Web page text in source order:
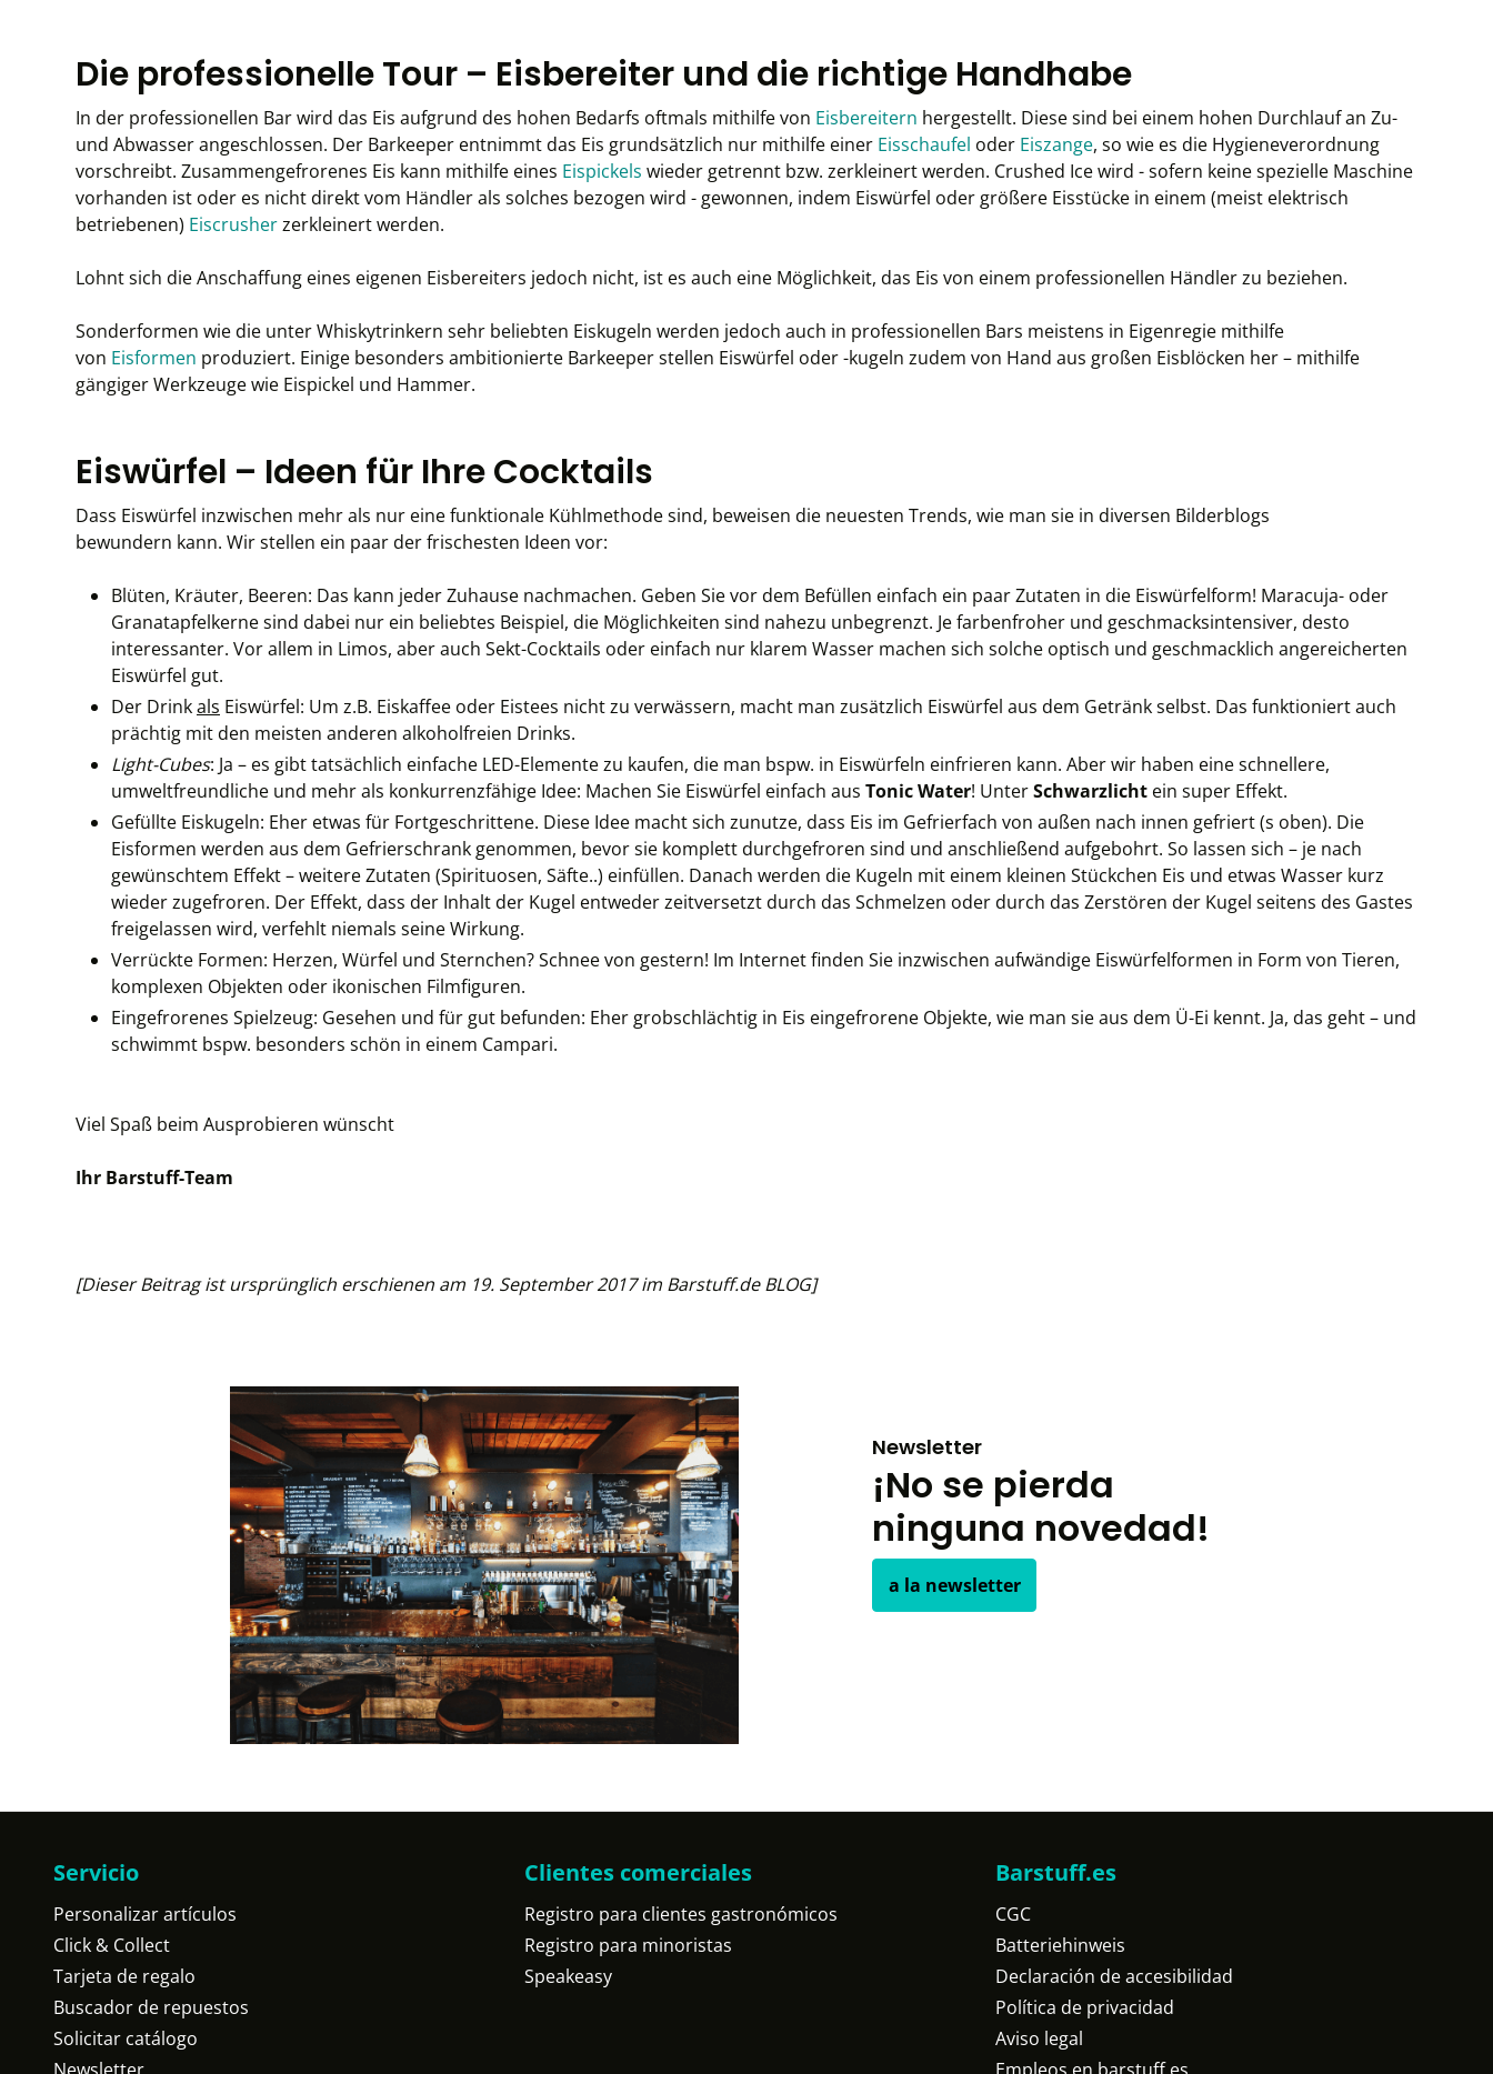
Die professionelle Tour – Eisbereiter und die richtige Handhabe
In der professionellen Bar wird das Eis aufgrund des hohen Bedarfs oftmals mithilfe von Eisbereitern hergestellt. Diese sind bei einem hohen Durchlauf an Zu-
und Abwasser angeschlossen. Der Barkeeper entnimmt das Eis grundsätzlich nur mithilfe einer Eisschaufel oder Eiszange, so wie es die Hygieneverordnung
vorschreibt. Zusammengefrorenes Eis kann mithilfe eines Eispickels wieder getrennt bzw. zerkleinert werden. Crushed Ice wird - sofern keine spezielle Maschine
vorhanden ist oder es nicht direkt vom Händler als solches bezogen wird - gewonnen, indem Eiswürfel oder größere Eisstücke in einem (meist elektrisch
betriebenen) Eiscrusherzerkleinert werden.
Lohnt sich die Anschaffung eines eigenen Eisbereiters jedoch nicht, ist es auch eine Möglichkeit, das Eis von einem professionellen Händler zu beziehen.
Sonderformen wie die unter Whiskytrinkern sehr beliebten Eiskugeln werden jedoch auch in professionellen Bars meistens in Eigenregie mithilfe
von Eisformen produziert. Einige besonders ambitionierte Barkeeper stellen Eiswürfel oder -kugeln zudem von Hand aus großen Eisblöcken her – mithilfe
gängiger Werkzeuge wie Eispickel und Hammer.
Eiswürfel – Ideen für Ihre Cocktails
Dass Eiswürfel inzwischen mehr als nur eine funktionale Kühlmethode sind, beweisen die neuesten Trends, wie man sie in diversen Bilderblogs
bewundern kann. Wir stellen ein paar der frischesten Ideen vor:
Blüten, Kräuter, Beeren: Das kann jeder Zuhause nachmachen. Geben Sie vor dem Befüllen einfach ein paar Zutaten in die Eiswürfelform! Maracuja- oder
Granatapfelkerne sind dabei nur ein beliebtes Beispiel, die Möglichkeiten sind nahezu unbegrenzt. Je farbenfroher und geschmacksintensiver, desto
interessanter. Vor allem in Limos, aber auch Sekt-Cocktails oder einfach nur klarem Wasser machen sich solche optisch und geschmacklich angereicherten
Eiswürfel gut.
Der Drinkals Eiswürfel: Um z.B. Eiskaffee oder Eistees nicht zu verwässern, macht man zusätzlich Eiswürfel aus dem Getränk selbst. Das funktioniert auch
prächtig mit den meisten anderen alkoholfreien Drinks.
Light-Cubes: Ja – es gibt tatsächlich einfache LED-Elemente zu kaufen, die man bspw. in Eiswürfeln einfrieren kann. Aber wir haben eine schnellere,
umweltfreundliche und mehr als konkurrenzfähige Idee: Machen Sie Eiswürfel einfach aus Tonic Water! UnterSchwarzlicht ein super Effekt.
Gefüllte Eiskugeln: Eher etwas für Fortgeschrittene. Diese Idee macht sich zunutze, dass Eis im Gefrierfach von außen nach innen gefriert (s oben). Die
Eisformen werden aus dem Gefrierschrank genommen, bevor sie komplett durchgefroren sind und anschließend aufgebohrt. So lassen sich – je nach
gewünschtem Effekt – weitere Zutaten (Spirituosen, Säfte..) einfüllen. Danach werden die Kugeln mit einem kleinen Stückchen Eis und etwas Wasser kurz
wieder zugefroren. Der Effekt, dass der Inhalt der Kugel entweder zeitversetzt durch das Schmelzen oder durch das Zerstören der Kugel seitens des Gastes
freigelassen wird, verfehlt niemals seine Wirkung.
Verrückte Formen: Herzen, Würfel und Sternchen? Schnee von gestern! Im Internet finden Sie inzwischen aufwändige Eiswürfelformen in Form von Tieren,
komplexen Objekten oder ikonischen Filmfiguren.
Eingefrorenes Spielzeug: Gesehen und für gut befunden: Eher grobschlächtig in Eis eingefrorene Objekte, wie man sie aus dem Ü-Ei kennt. Ja, das geht – und
schwimmt bspw. besonders schön in einem Campari.
Viel Spaß beim Ausprobieren wünscht
Ihr Barstuff-Team
[Dieser Beitrag ist ursprünglich erschienen am 19. September 2017 im Barstuff.de BLOG]
Newsletter
¡No se pierda
ninguna novedad!
a la newsletter
Servicio
Personalizar artículos
Click & Collect
Tarjeta de regalo
Buscador de repuestos
Solicitar catálogo
Clientes comerciales
Registro para clientes gastronómicos
Registro para minoristas
Speakeasy
Barstuff.es
CGC
Batteriehinweis
Declaración de accesibilidad
Política de privacidad
Aviso legal